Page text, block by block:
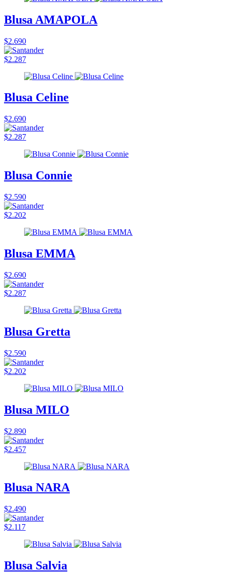
Blusa AMAPOLA
$2.690
$2.287
Blusa Celine
$2.690
$2.287
Blusa Connie
$2.590
$2.202
Blusa EMMA
$2.690
$2.287
Blusa Gretta
$2.590
$2.202
Blusa MILO
$2.890
$2.457
Blusa NARA
$2.490
$2.117
Blusa Salvia